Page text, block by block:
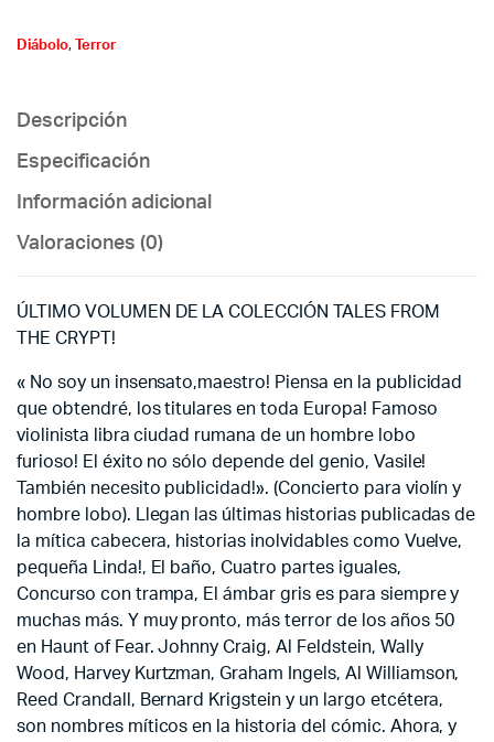
Diábolo, Terror
Descripción
Especificación
Información adicional
Valoraciones (0)
ÚLTIMO VOLUMEN DE LA COLECCIÓN TALES FROM
THE CRYPT!
« No soy un insensato,maestro! Piensa en la publicidad
que obtendré, los titulares en toda Europa! Famoso
violinista libra ciudad rumana de un hombre lobo
furioso! El éxito no sólo depende del genio, Vasile!
También necesito publicidad!». (Concierto para violín y
hombre lobo). Llegan las últimas historias publicadas de
la mítica cabecera, historias inolvidables como Vuelve,
pequeña Linda!, El baño, Cuatro partes iguales,
Concurso con trampa, El ámbar gris es para siempre y
muchas más. Y muy pronto, más terror de los años 50
en Haunt of Fear. Johnny Craig, Al Feldstein, Wally
Wood, Harvey Kurtzman, Graham Ingels, Al Williamson,
Reed Crandall, Bernard Krigstein y un largo etcétera,
son nombres míticos en la historia del cómic. Ahora, y